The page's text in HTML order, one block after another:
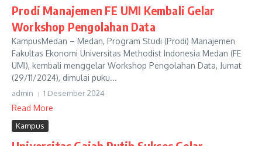
Prodi Manajemen FE UMI Kembali Gelar
Workshop Pengolahan Data
KampusMedan – Medan, Program Studi (Prodi) Manajemen
Fakultas Ekonomi Universitas Methodist Indonesia Medan (FE
UMI), kembali menggelar Workshop Pengolahan Data, Jumat
(29/11/2024), dimulai puku...
admin 1 Desember 2024
Read More
Kampus